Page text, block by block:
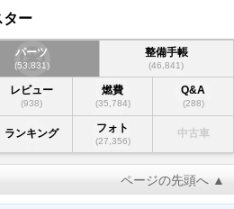
ター
パーツ
(53,831)
整備手帳
(46,841)
レビュー
(938)
燃費
(35,784)
Q&A
(288)
ランキング フォト
(27,356)
中古車
ページの先頭へ ▲